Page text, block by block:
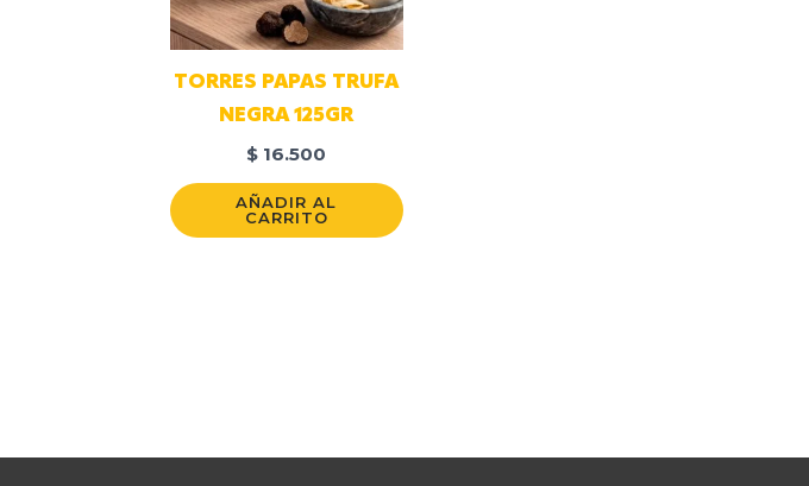
TORRES PAPAS TRUFA
NEGRA 125GR
$ 16.500
AÑADIR AL
CARRITO